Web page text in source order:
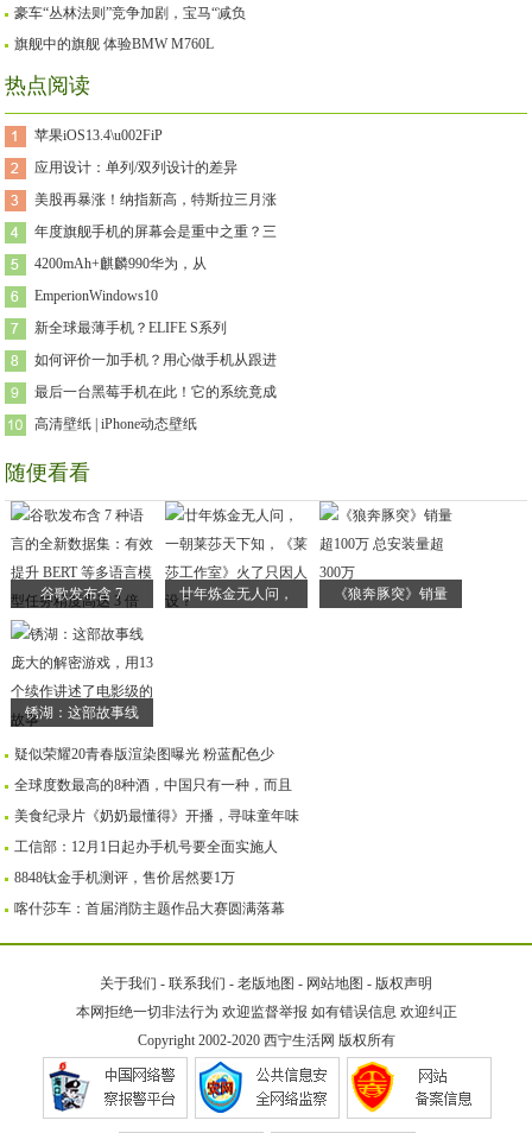
豪车“丛林法则”竞争加剧，宝马“减负
旗舰中的旗舰 体验BMW M760L
热点阅读
苹果iOS13.4\u002FiP
应用设计：单列/双列设计的差异
美股再暴涨！纳指新高，特斯拉三月涨
年度旗舰手机的屏幕会是重中之重？三
4200mAh+麒麟990华为，从
EmperionWindows10
新全球最薄手机？ELIFE S系列
如何评价一加手机？用心做手机从跟进
最后一台黑莓手机在此！它的系统竟成
高清壁纸 | iPhone动态壁纸
随便看看
谷歌发布含 7 廿年炼金无人问， 《狼奔豚突》销量
锈湖：这部故事线
疑似荣耀20青春版渲染图曝光 粉蓝配色少
全球度数最高的8种酒，中国只有一种，而且
美食纪录片《奶奶最懂得》开播，寻味童年味
工信部：12月1日起办手机号要全面实施人
8848钛金手机测评，售价居然要1万
喀什莎车：首届消防主题作品大赛圆满落幕
关于我们 - 联系我们 - 老版地图 - 网站地图 - 版权声明
本网拒绝一切非法行为 欢迎监督举报 如有错误信息 欢迎纠正
Copyright 2002-2020 西宁生活网 版权所有